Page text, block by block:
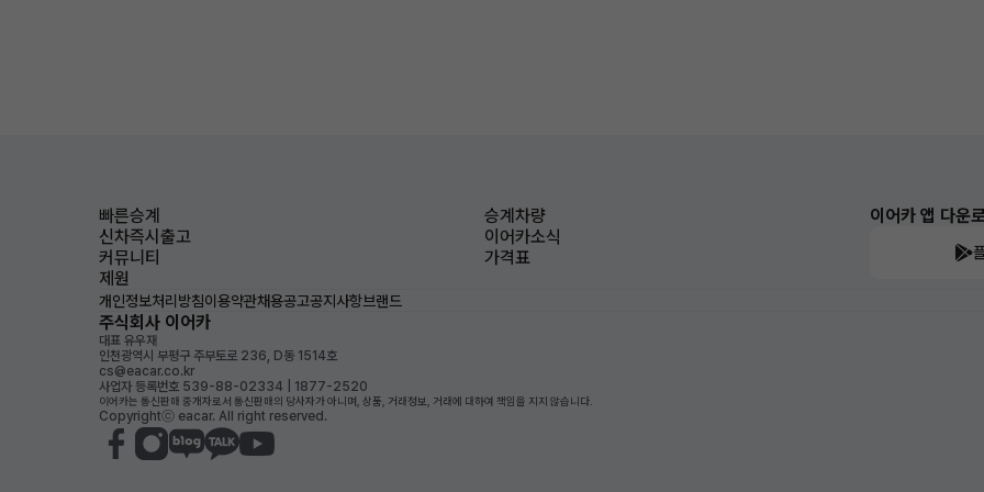
빠른승계
승계차량
신차즉시출고
이어카소식
커뮤니티
가격표
제원
이어카 앱 다운
개인정보처리방침이용약관채용공고공지사항브랜드
주식회사 이어카
대표 유우재
인천광역시 부평구 주부토로 236, D동 1514호
cs@eacar.co.kr
사업자 등록번호 539-88-02334 | 1877-2520
이어카는 통신판매 중개자로서 통신판매의 당사자가 아니며, 상품, 거래정보, 거래에 대하여 책임을 지지 않습니다.
Copyrightⓒ eacar. All right reserved.